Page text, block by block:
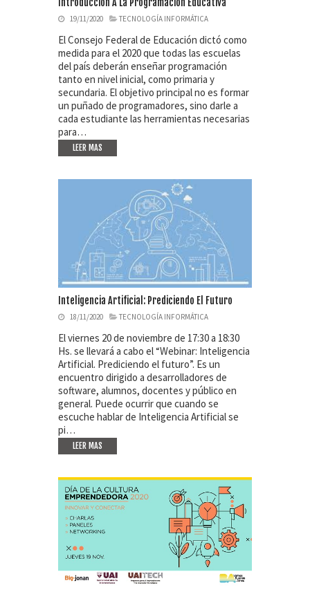
19/11/2020 TECNOLOGÍA INFORMÁTICA
El Consejo Federal de Educación dictó como
medida para el 2020 que todas las escuelas
del país deberán enseñar programación
tanto en nivel inicial, como primaria y
secundaria. El objetivo principal no es formar
un puñado de programadores, sino darle a
cada estudiante las herramientas necesarias
para…
LEER MAS
Inteligencia Artificial: Prediciendo El Futuro
18/11/2020 TECNOLOGÍA INFORMÁTICA
El viernes 20 de noviembre de 17:30 a 18:30
Hs. se llevará a cabo el “Webinar: Inteligencia
Artificial. Prediciendo el futuro”. Es un
encuentro dirigido a desarrolladores de
software, alumnos, docentes y público en
general. Puede ocurrir que cuando se
escuche hablar de Inteligencia Artificial se
pi…
LEER MAS